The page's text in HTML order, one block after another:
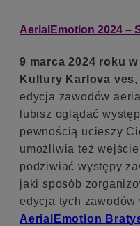
AerialEmotion 2024 –
9 marca 2024 roku w
Kultury Karlova ves
edycja zawodów
lubisz oglądać
pewnością ucieszy
umożliwia też
podziwiać występy
jaki sposób
edycja tych zawodów
AerialEmotion